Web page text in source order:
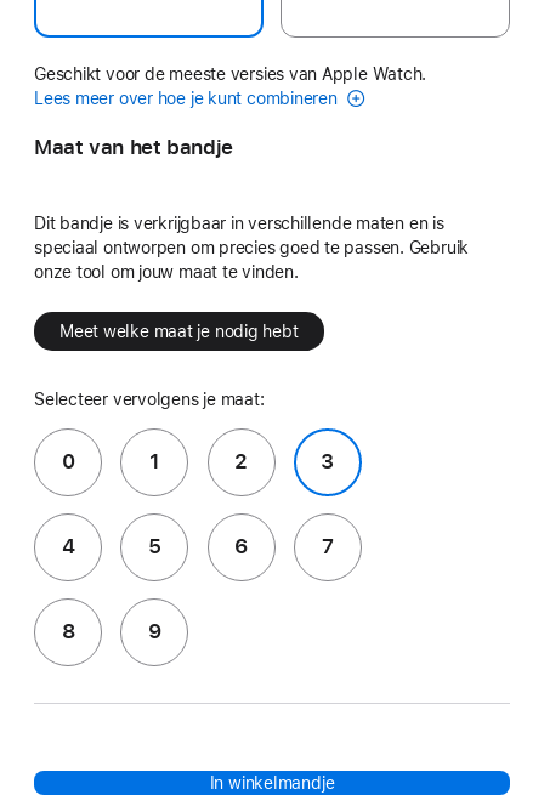
Geschikt voor de meeste versies van Apple Watch.
Lees meer over hoe je kunt combineren
Maat van het bandje
Dit bandje is verkrijgbaar in verschillende maten en is
speciaal ontworpen om precies goed te passen. Gebruik
onze tool om jouw maat te vinden.
Meet welke maat je nodig hebt
Selecteer vervolgens je maat:
0 1 2 3
4 5 6 7
8 9
In winkelmandje